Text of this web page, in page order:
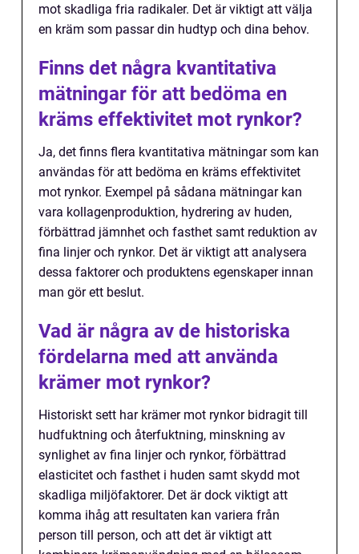
mot skadliga fria radikaler. Det är viktigt att välja
en kräm som passar din hudtyp och dina behov.
Finns det några kvantitativa
mätningar för att bedöma en
kräms effektivitet mot rynkor?
Ja, det finns flera kvantitativa mätningar som kan
användas för att bedöma en kräms effektivitet
mot rynkor. Exempel på sådana mätningar kan
vara kollagenproduktion, hydrering av huden,
förbättrad jämnhet och fasthet samt reduktion av
fina linjer och rynkor. Det är viktigt att analysera
dessa faktorer och produktens egenskaper innan
man gör ett beslut.
Vad är några av de historiska
fördelarna med att använda
krämer mot rynkor?
Historiskt sett har krämer mot rynkor bidragit till
hudfuktning och återfuktning, minskning av
synlighet av fina linjer och rynkor, förbättrad
elasticitet och fasthet i huden samt skydd mot
skadliga miljöfaktorer. Det är dock viktigt att
komma ihåg att resultaten kan variera från
person till person, och att det är viktigt att